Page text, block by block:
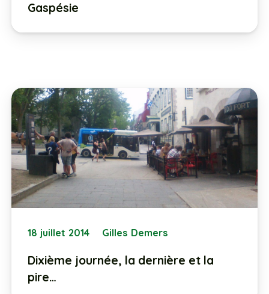
Gaspésie
18 juillet 2014 Gilles Demers
Dixième journée, la dernière et la
pire…